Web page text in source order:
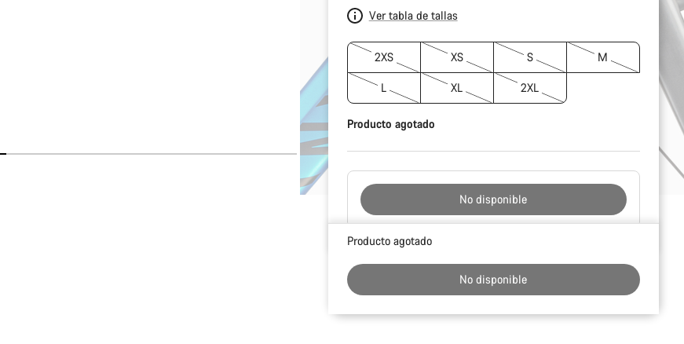
Ver tabla de tallas
2XS XS S M
L XL 2XL
Producto agotado
No disponible
Motivos
compra
Producto agotado
No disponible